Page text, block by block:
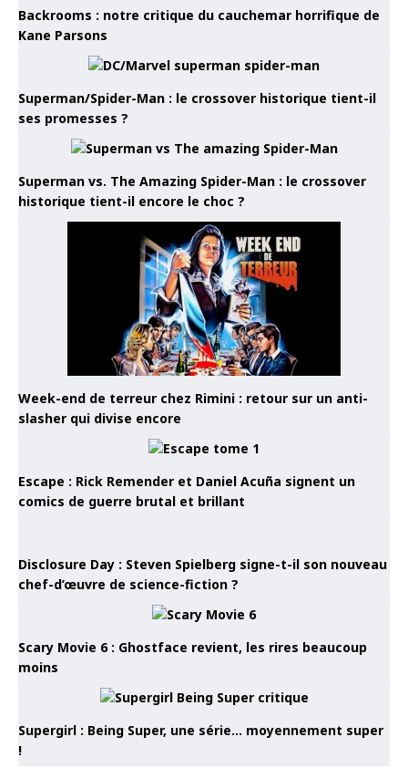
Backrooms : notre critique du cauchemar horrifique de
Kane Parsons
Superman/Spider-Man : le crossover historique tient-il
ses promesses ?
Superman vs. The Amazing Spider-Man : le crossover
historique tient-il encore le choc ?
Week-end de terreur chez Rimini : retour sur un anti-
slasher qui divise encore
Escape : Rick Remender et Daniel Acuña signent un
comics de guerre brutal et brillant
Disclosure Day : Steven Spielberg signe-t-il son nouveau
chef-d’œuvre de science-fiction ?
Scary Movie 6 : Ghostface revient, les rires beaucoup
moins
Supergirl : Being Super, une série… moyennement super
!